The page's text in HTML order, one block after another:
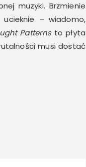
muzyki. Brzmienie
– wiadomo,
Patternsto płyta
musi dostać